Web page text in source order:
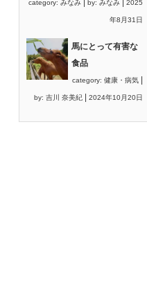
category: みなみ by: みなみ 2025
年8月31日
馬にとって有害な
食品
category: 健康・病気
by: 吉川 奈美紀 2024年10月20日